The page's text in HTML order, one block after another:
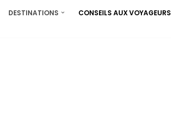
DESTINATIONS CONSEILS AUX VOYAGEURS